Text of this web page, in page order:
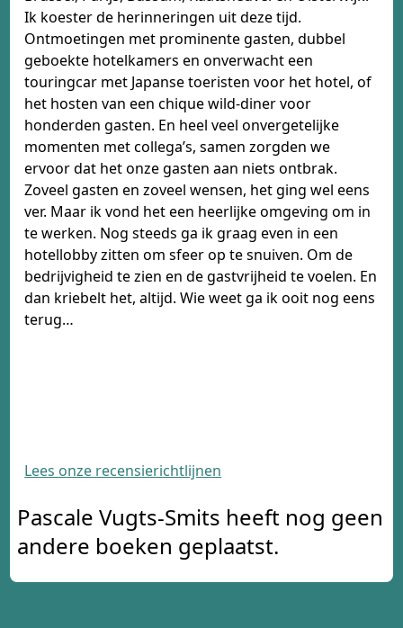
Ik koester de herinneringen uit deze tijd.
Ontmoetingen met prominente gasten, dubbel
geboekte hotelkamers en onverwacht een
touringcar met Japanse toeristen voor het hotel, of
het hosten van een chique wild-diner voor
honderden gasten. En heel veel onvergetelijke
momenten met collega’s, samen zorgden we
ervoor dat het onze gasten aan niets ontbrak.
Zoveel gasten en zoveel wensen, het ging wel eens
ver. Maar ik vond het een heerlijke omgeving om in
te werken. Nog steeds ga ik graag even in een
hotellobby zitten om sfeer op te snuiven. Om de
bedrijvigheid te zien en de gastvrijheid te voelen. En
dan kriebelt het, altijd. Wie weet ga ik ooit nog eens
terug…
Lees onze recensierichtlijnen
Pascale Vugts-Smits heeft nog geen
andere boeken geplaatst.